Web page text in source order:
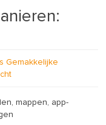
Gemakkelijke
mappen, app-